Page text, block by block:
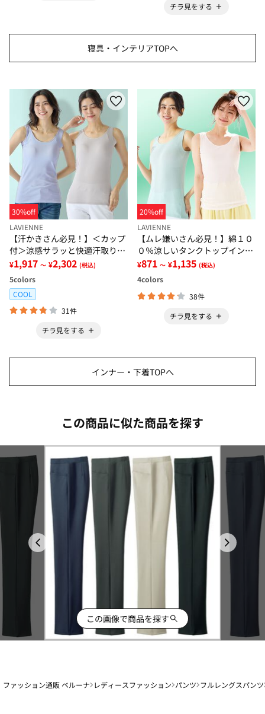
チラ見をする
寝具・インテリアTOPへ
30%off
LAVIENNE
【汗かきさん必見！】＜カップ
付＞涼感サラッと快適汗取りタ
ンクトップインナー＜さらりラ
ボ＞
¥1,917 ～ ¥2,302 (税込)
5colors
COOL
31件
チラ見をする
20%off
LAVIENNE
【ムレ嫌いさん必見！】綿１０
０％涼しいタンクトップインナ
ー＜さらりラボ＞
¥871 ～ ¥1,135 (税込)
4colors
38件
チラ見をする
インナー・下着TOPへ
この商品に似た商品を探す
この画像で商品を探す
ファッション通販 ベルーナ レディースファッション パンツ フルレングスパンツ